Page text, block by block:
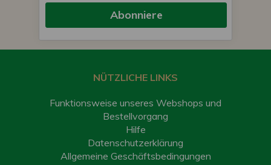
Abonniere
NÜTZLICHE LINKS
Funktionsweise unseres Webshops und
Bestellvorgang
Hilfe
Datenschutzerklärung
Allgemeine Geschäftsbedingungen